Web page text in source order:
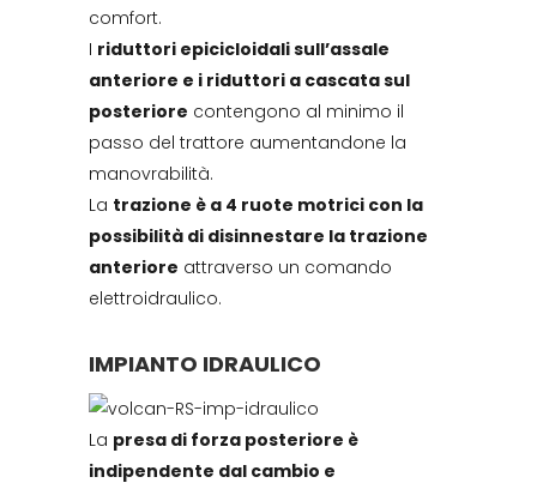
comfort.
I riduttori epicicloidali sull’assale
anteriore e i riduttori a cascata sul
posteriore contengono al minimo il
passo del trattore aumentandone la
manovrabilità.
La trazione è a 4 ruote motrici con la
possibilità di disinnestare la trazione
anteriore attraverso un comando
elettroidraulico.
IMPIANTO IDRAULICO
La presa di forza posteriore è
indipendente dal cambio e